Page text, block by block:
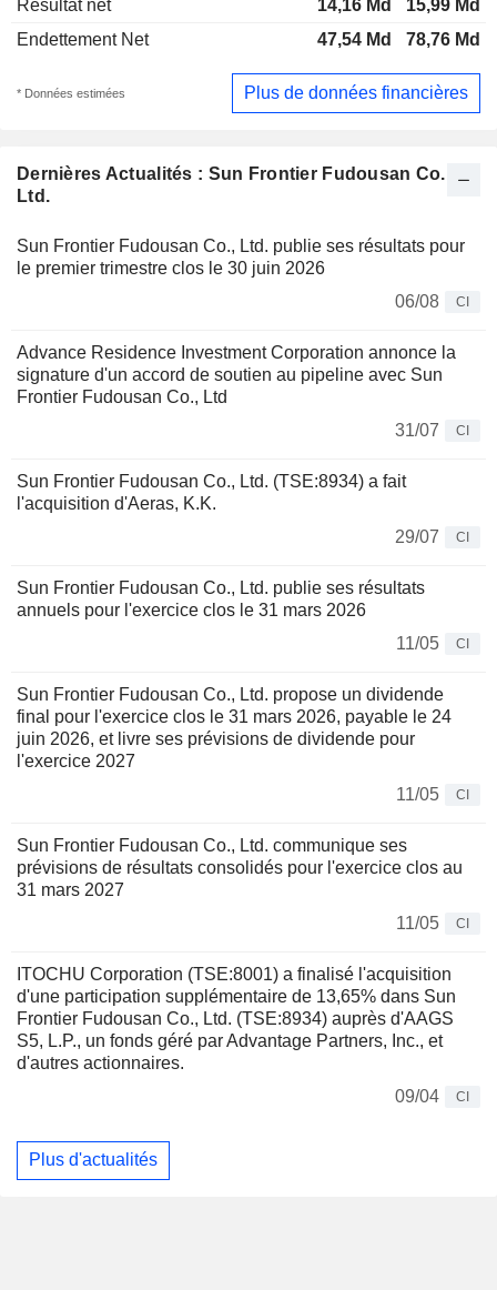
Dernières Actualités : Sun Frontier Fudousan Co.,
Ltd.
Sun Frontier Fudousan Co., Ltd. publie ses résultats pour
le premier trimestre clos le 30 juin 2026
06/08
CI
Advance Residence Investment Corporation annonce la
signature d'un accord de soutien au pipeline avec Sun
Frontier Fudousan Co., Ltd
31/07
CI
Sun Frontier Fudousan Co., Ltd. (TSE:8934) a fait
l'acquisition d'Aeras, K.K.
29/07
CI
Sun Frontier Fudousan Co., Ltd. publie ses résultats
annuels pour l'exercice clos le 31 mars 2026
11/05
CI
Sun Frontier Fudousan Co., Ltd. propose un dividende
final pour l'exercice clos le 31 mars 2026, payable le 24
juin 2026, et livre ses prévisions de dividende pour
l'exercice 2027
11/05
CI
Sun Frontier Fudousan Co., Ltd. communique ses
prévisions de résultats consolidés pour l'exercice clos au
31 mars 2027
11/05
CI
ITOCHU Corporation (TSE:8001) a finalisé l'acquisition
d'une participation supplémentaire de 13,65% dans Sun
Frontier Fudousan Co., Ltd. (TSE:8934) auprès d'AAGS
S5, L.P., un fonds géré par Advantage Partners, Inc., et
d'autres actionnaires.
09/04
CI
Plus d'actualités
Résultat net
14,16 Md
15,99 Md
Endettement Net
47,54 Md 78,76 Md
* Données estimées Plus de données financières